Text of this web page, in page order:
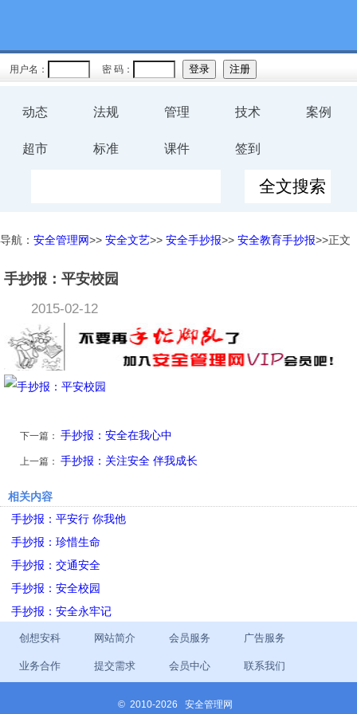
用户名： 密 码：
动态 法规 管理 技术 案例
超市 标准 课件 签到
导航： 安全管理网>> 安全文艺>> 安全手抄报>> 安全教育手抄报>>正文
手抄报：平安校园
2015-02-12
下一篇： 手抄报：安全在我心中
上一篇： 手抄报：关注安全 伴我成长
相关内容
手抄报：平安行 你我他
手抄报：珍惜生命
手抄报：交通安全
手抄报：安全校园
手抄报：安全永牢记
创想安科 网站简介 会员服务 广告服务
业务合作 提交需求 会员中心 联系我们
© 2010-2026 安全管理网